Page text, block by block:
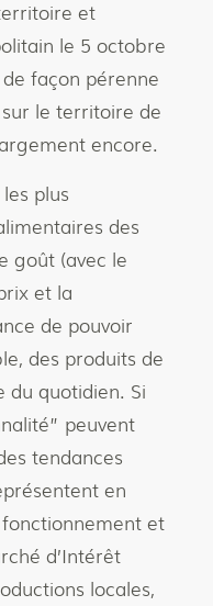
et
le 5 octobre
façon pérenne
le territoire de
encore.
plus
des
goût (avec le
et la
de pouvoir
des produits de
du quotidien. Si
peuvent
tendances
en
et
d’Intérêt
locales,